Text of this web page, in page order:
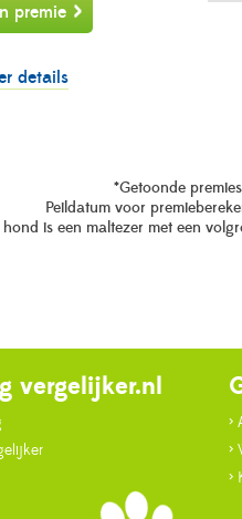
premie
details
*Getoonde
Peildatum voor
hond is een maltezer met een
vergelijker.nl
>
>
>